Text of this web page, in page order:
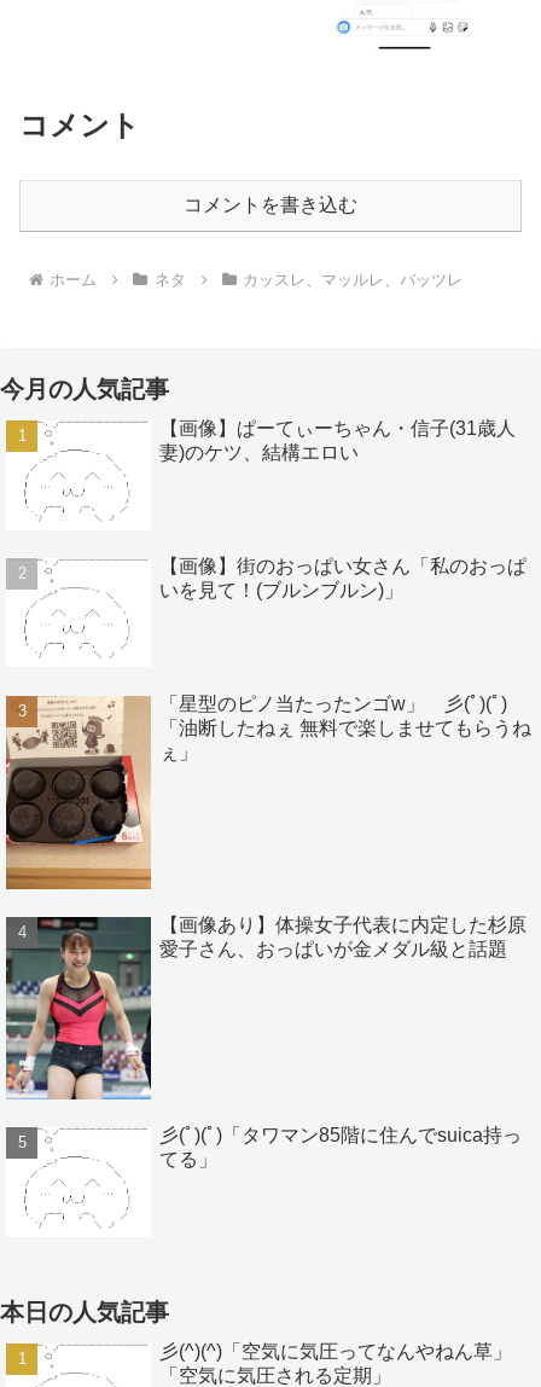
コメント
コメントを書き込む
ホーム ネタ カッスレ、マッルレ、バッツレ
今月の人気記事
【画像】ぱーてぃーちゃん・信子(31歳人
妻)のケツ、結構エロい
【画像】街のおっぱい女さん「私のおっぱ
いを見て！(ブルンブルン)」
「星型のピノ当たったンゴw」 彡(ﾟ)(ﾟ)
「油断したねぇ 無料で楽しませてもらうね
ぇ」
【画像あり】体操女子代表に内定した杉原
愛子さん、おっぱいが金メダル級と話題
彡(ﾟ)(ﾟ)「タワマン85階に住んでsuica持っ
てる」
本日の人気記事
彡(^)(^)「空気に気圧ってなんやねん草」
「空気に気圧される定期」